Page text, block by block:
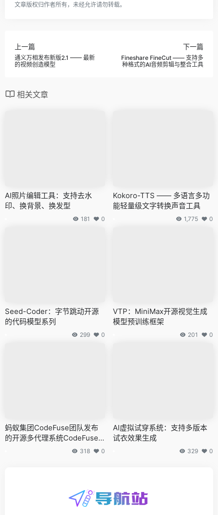
文章版权归作者所有，未经允许请勿转载。
上一篇
通义万相发布新版2.1 —— 最新
的视频创造模型
下一篇
Fineshare FineCut —— 支持多
种格式的AI音频剪辑与整合工具
相关文章
AI照片编辑工具：支持去水
印、换背景、换发型
181 0
Kokoro-TTS —— 多语言多功
能轻量级文字转换声音工具
1,775 0
Seed-Coder：字节跳动开源
的代码模型系列
299 0
VTP：MiniMax开源视觉生成
模型预训练框架
201 0
蚂蚁集团CodeFuse团队发布
的开源多代理系统CodeFuse-
318 0
AI虚拟试穿系统：支持多版本
试衣效果生成
329 0